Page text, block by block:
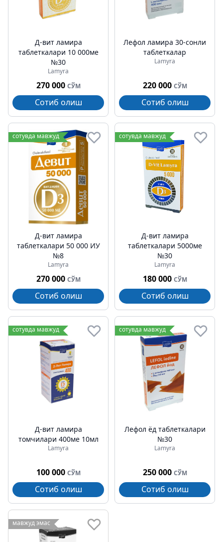
Д-вит ламира
таблеткалари 10 000ме
№30
Lamyra
270 000 СЎМ
Сотиб олиш
Лефол ламира 30-сонли
таблеткалар
Lamyra
220 000 СЎМ
Сотиб олиш
сотувда мавжуд
Д-вит ламира
таблеткалари 50 000 ИУ
№8
Lamyra
270 000 СЎМ
Сотиб олиш
сотувда мавжуд
Д-вит ламира
таблеткалари 5000ме
№30
Lamyra
180 000 СЎМ
Сотиб олиш
сотувда мавжуд
Д-вит ламира
томчилари 400ме 10мл
Lamyra
100 000 СЎМ
Сотиб олиш
сотувда мавжуд
Лефол ёд таблеткалари
№30
Lamyra
250 000 СЎМ
Сотиб олиш
мавжуд эмас